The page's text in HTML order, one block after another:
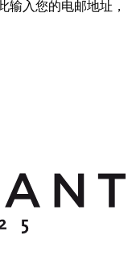
输入您的电邮地址，